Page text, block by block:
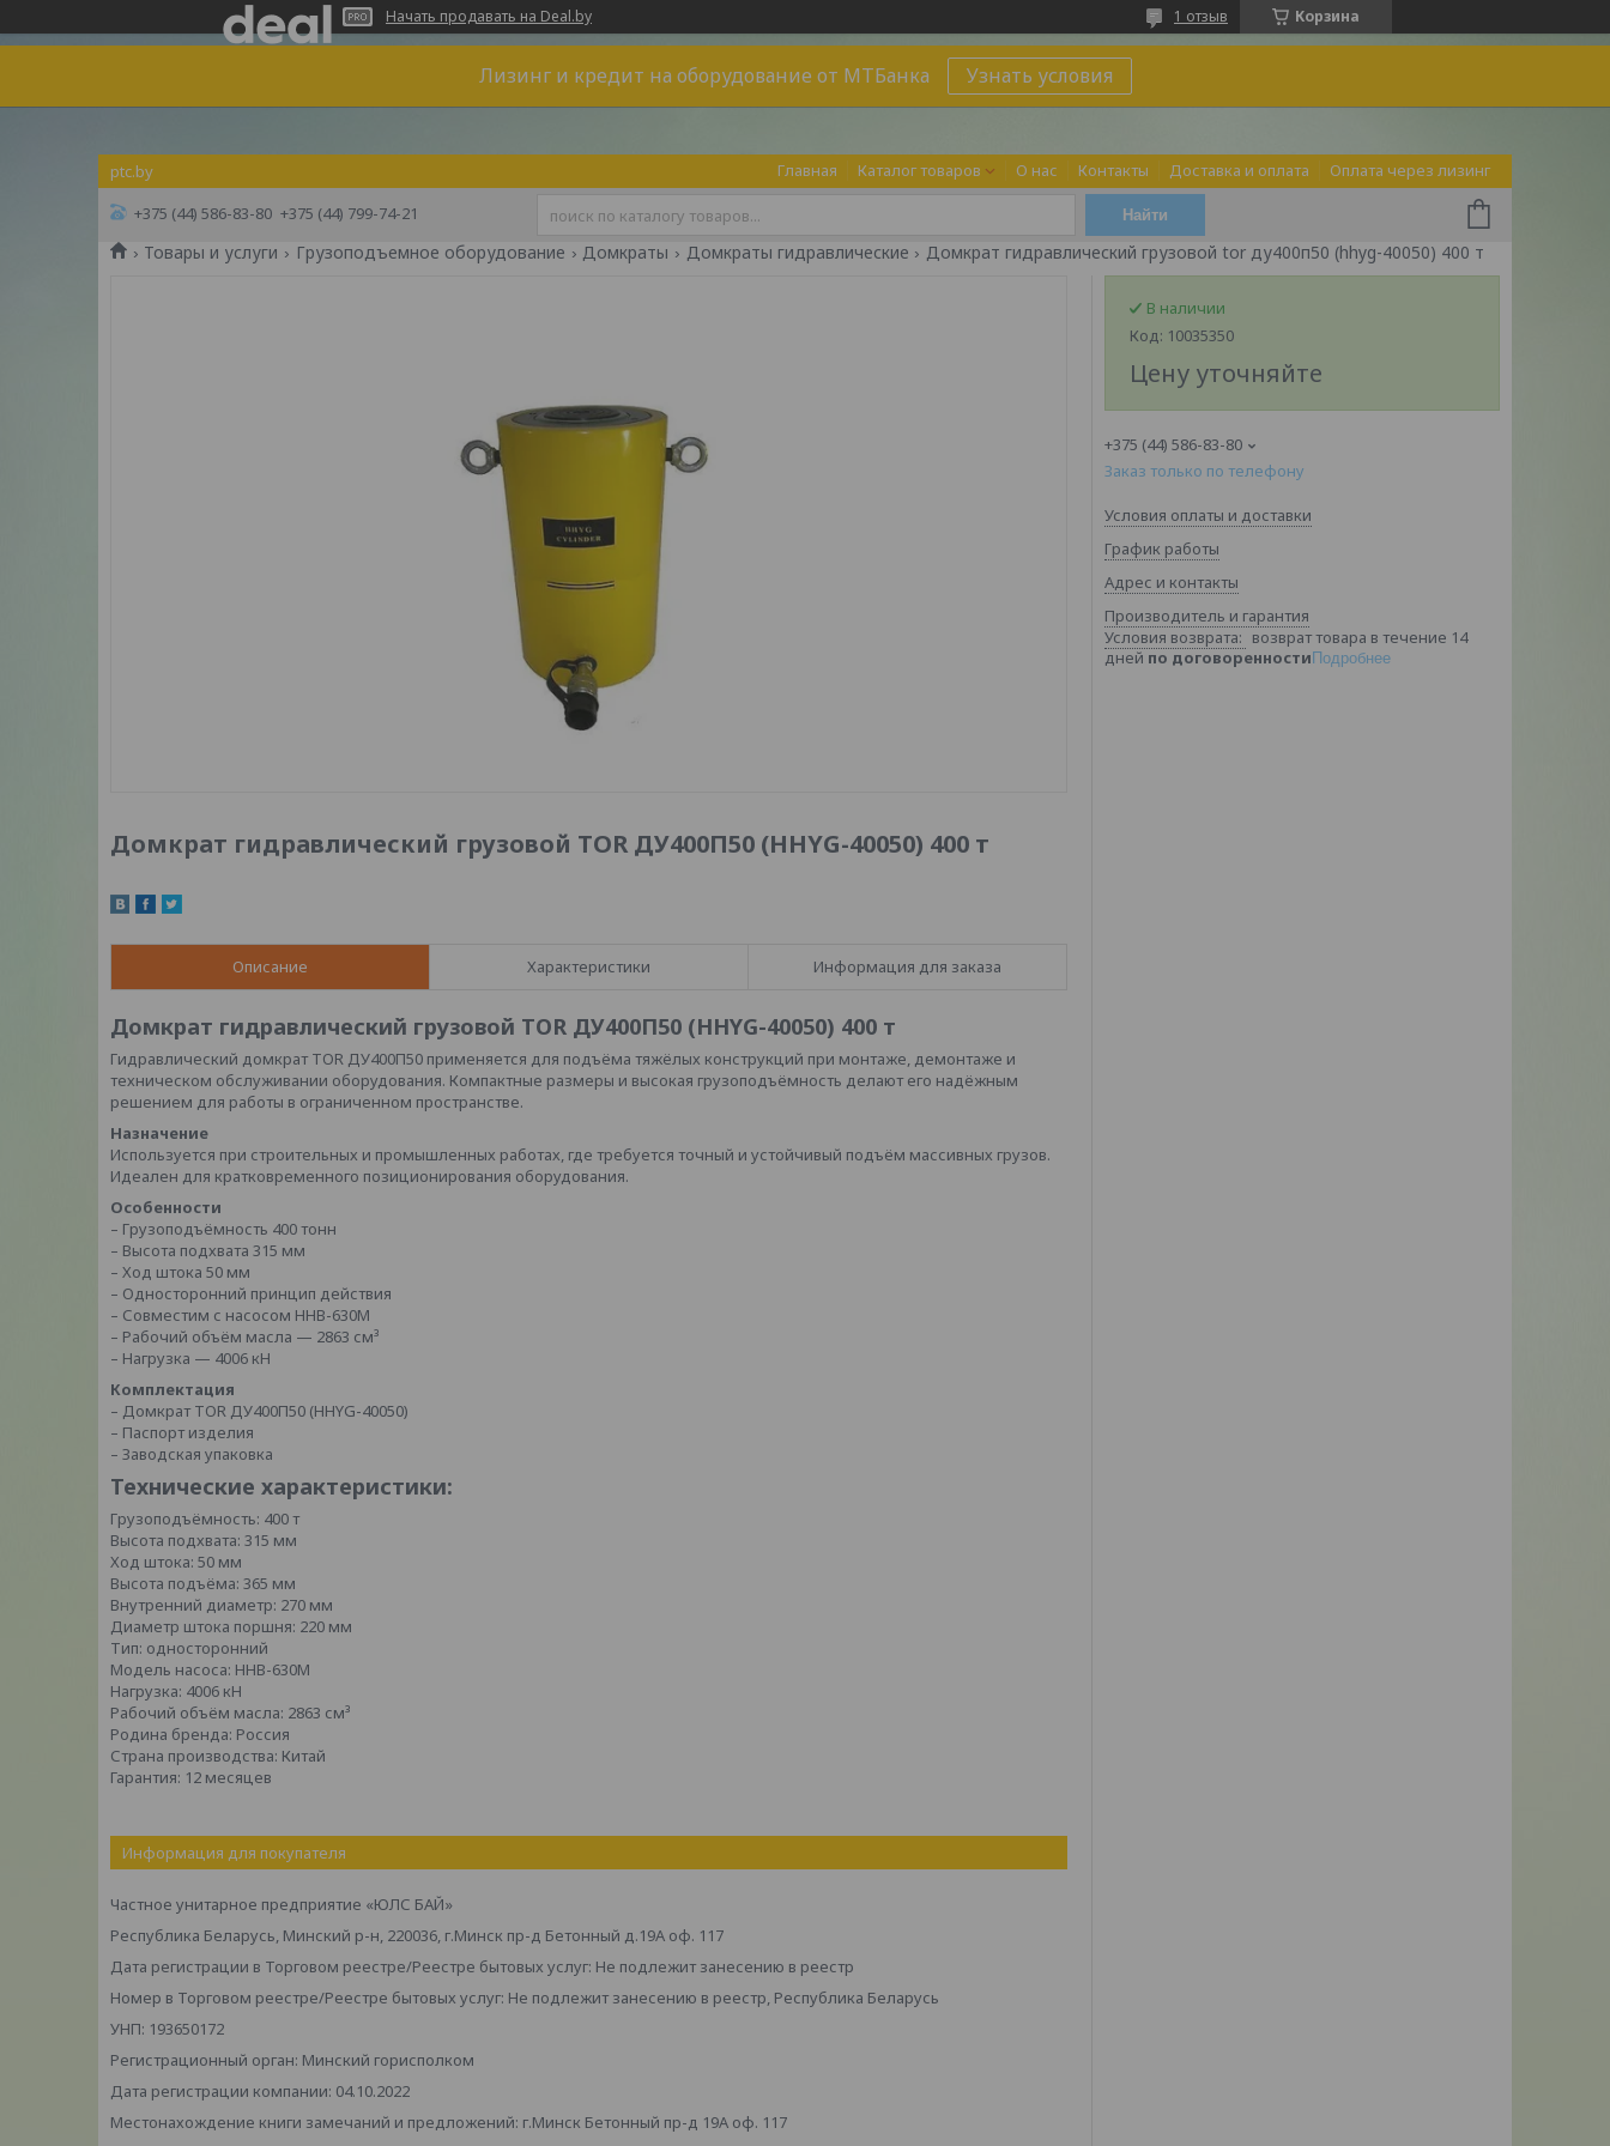
Начать продавать на Deal.by Корзина
1 отзыв
Лизинг и кредит на оборудование от МТБанка Узнать условия
ptc.by Главная Каталог товаров О нас Контакты Доставка и оплата Оплата через лизинг
+375 (44) 586-83-80 +375 (44) 799-74-21 Найти
Товары и услуги Грузоподъемное оборудование Домкраты Домкраты гидравлические Домкрат гидравлический грузовой tor ду400п50 (hhyg-40050) 400 т
Домкрат гидравлический грузовой TOR ДУ400П50 (HHYG-40050) 400 т
Описание Характеристики Информация для заказа
Домкрат гидравлический грузовой TOR ДУ400П50 (HHYG-40050) 400 т
Гидравлический домкрат TOR ДУ400П50 применяется для подъёма тяжёлых конструкций при монтаже, демонтаже и
техническом обслуживании оборудования. Компактные размеры и высокая грузоподъёмность делают его надёжным
решением для работы в ограниченном пространстве.
Назначение
Используется при строительных и промышленных работах, где требуется точный и устойчивый подъём массивных грузов.
Идеален для кратковременного позиционирования оборудования.
Особенности
– Грузоподъёмность 400 тонн
– Высота подхвата 315 мм
– Ход штока 50 мм
– Односторонний принцип действия
– Совместим с насосом HHB-630M
– Рабочий объём масла — 2863 см³
– Нагрузка — 4006 кН
Комплектация
– Домкрат TOR ДУ400П50 (HHYG-40050)
– Паспорт изделия
– Заводская упаковка
Технические характеристики:
Грузоподъёмность: 400 т
Высота подхвата: 315 мм
Ход штока: 50 мм
Высота подъёма: 365 мм
Внутренний диаметр: 270 мм
Диаметр штока поршня: 220 мм
Тип: односторонний
Модель насоса: HHB-630M
Нагрузка: 4006 кН
Рабочий объём масла: 2863 см³
Родина бренда: Россия
Страна производства: Китай
Гарантия: 12 месяцев
Информация для покупателя
Частное унитарное предприятие «ЮЛС БАЙ»
Республика Беларусь, Минский р-н, 220036, г.Минск пр-д Бетонный д.19А оф. 117
Дата регистрации в Торговом реестре/Реестре бытовых услуг: Не подлежит занесению в реестр
Номер в Торговом реестре/Реестре бытовых услуг: Не подлежит занесению в реестр, Республика Беларусь
УНП: 193650172
Регистрационный орган: Минский горисполком
Дата регистрации компании: 04.10.2022
Местонахождение книги замечаний и предложений: г.Минск Бетонный пр-д 19А оф. 117
В наличии
Код: 10035350
Цену уточняйте
+375 (44) 586-83-80
Заказ только по телефону
Условия оплаты и доставки
График работы
Адрес и контакты
Производитель и гарантия
возврат товара в течение 14
дней по договоренности Подробнее